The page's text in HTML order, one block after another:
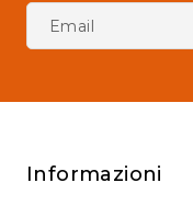
Informazioni